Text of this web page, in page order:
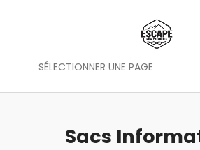
SÉLECTIONNER UNE PAGE
Sacs